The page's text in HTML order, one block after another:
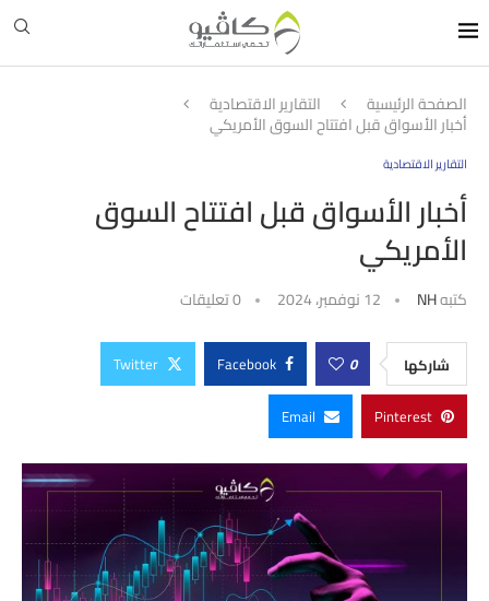
الصفحة الرئيسية التقارير الاقتصادية
أخبار الأسواق قبل افتتاح السوق الأمريكي
التقارير الاقتصادية
أخبار الأسواق قبل افتتاح السوق
الأمريكي
كتبهNH 12 نوفمبر، 2024 0 تعليقات
شاركها 0
Facebook
Twitter
Pinterest
Email